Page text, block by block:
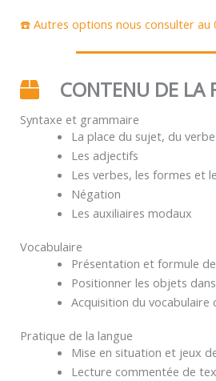
☎️ Autres options nous consulter au
CONTENU DE LA
Syntaxe et grammaire
La place du sujet, du
Les adjectifs
Les verbes, les formes et
Négation
Les auxiliaires modaux
Vocabulaire
Présentation et formule
Positionner les objets dans
Acquisition du vocabulaire
Pratique de la langue
Mise en situation et jeux
Lecture commentée de